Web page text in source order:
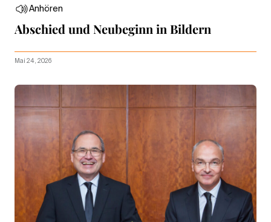
Anhören
Abschied und Neubeginn in Bildern
Mai 24, 2026